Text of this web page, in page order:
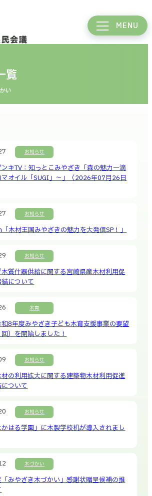
MENU
覧
い
お知らせ
キTV：知っとこみやざき「森の魅力一滴
オイル「SUGI」～」（2026年07月26日
お知らせ
木材王国みやざきの魅力を大発信SP！」
お知らせ
質什器供給に関する宮崎県産木材利用促
について
木育
8年度みやざき子ども木育支援事業の要望
）を開始しました！
お知らせ
の利用拡大に関する建築物木材利用促進
ついて
お知らせ
はる学園」に木製学校机が導入されまし
木づかい
みやざき木づかい」感謝状贈呈候補の推